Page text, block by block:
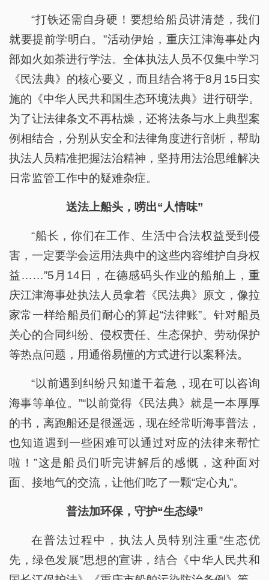
“打铁还需自身硬！要想给船员讲清楚，我们
就要提前学明白。”活动伊始，重庆江津海事处内
部如火如荼进行学法。全体执法人员不仅集中学习
《民法典》的核心要义，而且结合将于8月15日实
施的《中华人民共和国生态环境法典》进行研学。
为了让法律条文不再枯燥，还将法条与水上典型案
例相结合，分别从安全和法律角度进行剖析，帮助
执法人员精准把握法治精神，坚持用法治思维解决
日常监管工作中的疑难杂症。
送法上船头，唠出“人情味”
“船长，你们在工作、生活中合法权益受到侵
害，一定要学会运用法典中的这些内容维护自身权
益……”5月14日，在德感码头作业的船舶上，重
庆江津海事处执法人员拿着《民法典》原文，像拉
家常一样给船员们耐心的算起“法律账”。针对船员
关心的合同纠纷、侵权责任、生态保护、劳动保护
等热点问题，用通俗易懂的方式进行以案释法。
“以前遇到纠纷只知道干着急，现在可以咨询
海事等单位。”“以前觉得《民法典》就是一本厚厚
的书，离跑船还是很遥远，现在经常听海事普法，
也知道遇到一些困难可以通过对应的法律来帮忙
啦！”这是船员们听完讲解后的感慨，这种面对
面、接地气的交流，让他们吃了一颗“定心丸”。
普法加环保，守护“生态绿”
在普法过程中，执法人员特别注重“生态优
先，绿色发展”思想的宣讲，结合《中华人民共和